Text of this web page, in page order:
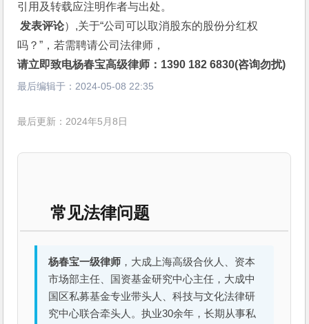
引用及转载应注明作者与出处。
发表评论）,关于“公司可以取消股东的股份分红权
吗？”，若需聘请公司法律师，
请立即致电杨春宝高级律师：1390 182 6830(咨询勿扰)
最后编辑于： 2024-05-08 22:35
最后更新：2024年5月8日
常见法律问题
杨春宝一级律师 ，大成上海高级合伙人、资本
市场部主任、国资基金研究中心主任，大成中
国区私募基金专业带头人、科技与文化法律研
究中心联合牵头人。执业30余年，长期从事私